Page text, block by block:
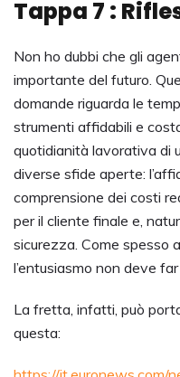
Tappa 7 :
Non ho dubbi che gli
importante del futuro.
domande riguarda le
strumenti affidabili e
quotidianità lavorativa di
diverse sfide aperte:
comprensione dei costi
per il cliente finale e,
sicurezza. Come spesso
l’entusiasmo non deve
La fretta, infatti, può
questa: